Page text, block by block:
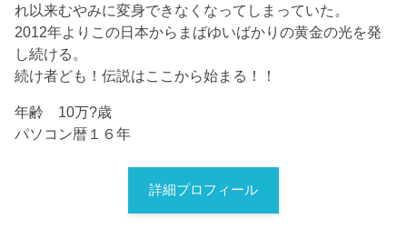
れ以来むやみに変身できなくなってしまっていた。
2012年よりこの日本からまばゆいばかりの黄金の光を発
し続ける。
続け者ども！伝説はここから始まる！！
年齢 10万?歳
パソコン暦１６年
詳細プロフィール